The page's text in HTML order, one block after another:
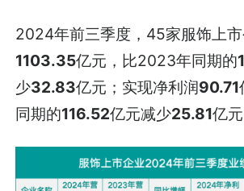
2024年前三季度，45家服饰上
1103.35亿元，比2023年同期的
少32.83亿元；实现净利润90.71
同期的116.52亿元减少25.81亿元